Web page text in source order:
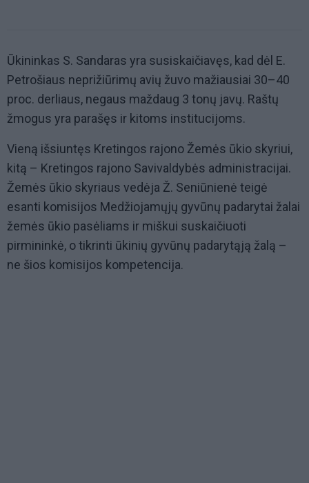
Ūkininkas S. Sandaras yra susiskaičiavęs, kad dėl E.
Petrošiaus neprižiūrimų avių žuvo mažiausiai 30–40
proc. derliaus, negaus maždaug 3 tonų javų. Raštų
žmogus yra parašęs ir kitoms institucijoms.
Vieną išsiuntęs Kretingos rajono Žemės ūkio skyriui,
kitą – Kretingos rajono Savivaldybės administracijai.
Žemės ūkio skyriaus vedėja Ž. Seniūnienė teigė
esanti komisijos Medžiojamųjų gyvūnų padarytai žalai
žemės ūkio pasėliams ir miškui suskaičiuoti
pirmininkė, o tikrinti ūkinių gyvūnų padarytąją žalą –
ne šios komisijos kompetencija.